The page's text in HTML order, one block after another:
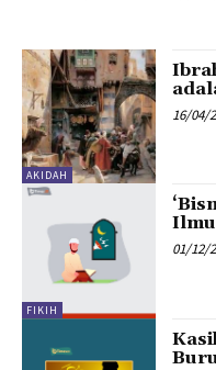
AKIDAH
16/04/
FIKIH
01/12/